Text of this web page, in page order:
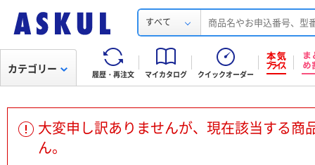
すべて
履歴・再注文 マイカタログ クイックオーダー
カテゴリー
大変申し訳ありませんが、現在該当する商
ん。